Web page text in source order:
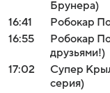
Брунера)
16:41
Робокар
16:55
Робокар
друзьями!)
17:02
Супер
серия)